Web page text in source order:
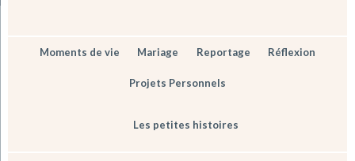
Moments de vie Mariage Reportage Réflexion
Projets Personnels
Les petites histoires